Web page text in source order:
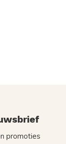
promoties